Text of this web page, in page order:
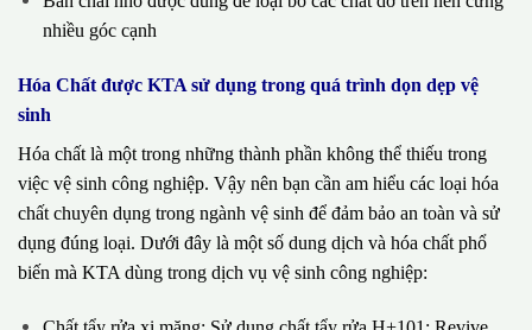
nhiều góc cạnh
Hóa Chất được KTA sử dụng trong quá trình dọn dẹp vệ
sinh
Hóa chất là một trong những thành phần không thể thiếu trong
việc vệ sinh công nghiệp. Vậy nên bạn cần am hiểu các loại hóa
chất chuyên dụng trong ngành vệ sinh để đảm bảo an toàn và sử
dụng đúng loại. Dưới đây là một số dung dịch và hóa chất phổ
biến mà KTA dùng trong dịch vụ vệ sinh công nghiệp: